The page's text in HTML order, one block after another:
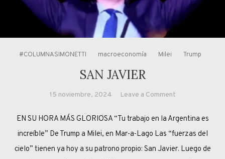
#COLUMNASIMONETTI macroeconomía Milei Trump
SAN JAVIER
15 noviembre, 2024 Leave a Commenton
JAVIER
EN SU HORA MÁS GLORIOSA “Tu trabajo en la Argentina es
increíble” De Trump a Milei, en Mar-a-Lago Las “fuerzas del
cielo” tienen ya hoy a su patrono propio: San Javier. Luego de